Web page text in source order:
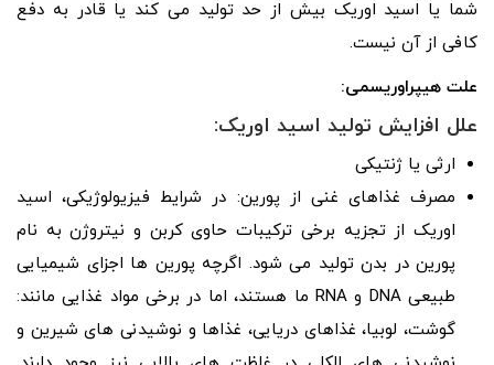
شما یا اسید اوریک بیش از حد تولید می کند یا قادر به دفع
کافی از آن نیست.
علت هیپراوریسمی:
علل افزایش تولید اسید اوریک:
ارثی یا ژنتیکی
مصرف غذاهای غنی از پورین: در شرایط فیزیولوژیکی، اسید
اوریک از تجزیه برخی ترکیبات حاوی کربن و نیتروژن به نام
پورین در بدن تولید می شود. اگرچه پورین ها اجزای شیمیایی
طبیعی DNA و RNA ما هستند، اما در برخی مواد غذایی مانند:
گوشت، لوبیا، غذاهای دریایی، غذاها و نوشیدنی های شیرین و